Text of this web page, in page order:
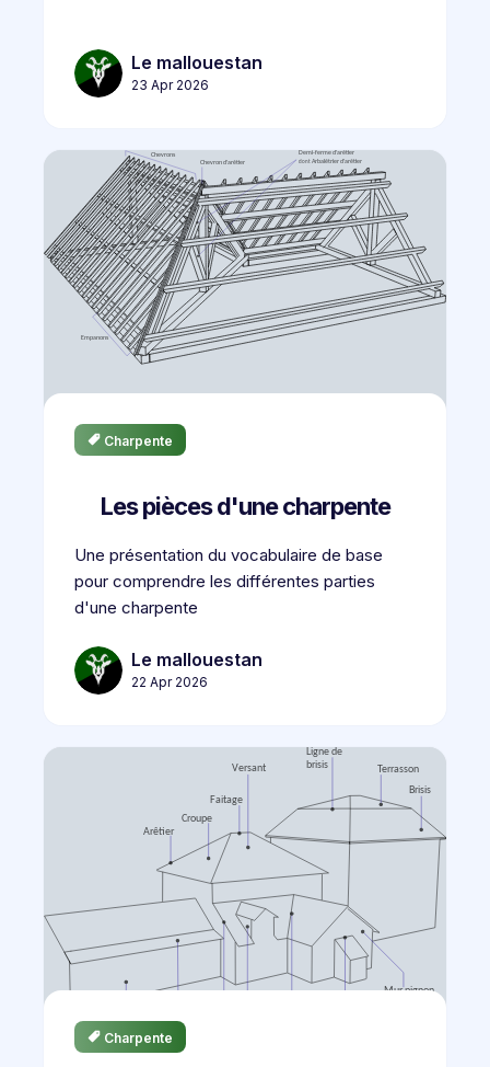
Le mallouestan
23 Apr 2026
Charpente
Les pièces d'une charpente
Une présentation du vocabulaire de base
pour comprendre les différentes parties
d'une charpente
Le mallouestan
22 Apr 2026
Charpente